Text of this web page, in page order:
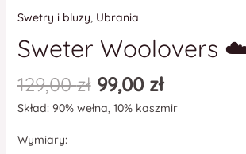
Swetry i bluzy, Ubrania
Sweter Woolovers
129,00zł 99,00 zł
Skład: 90% wełna, 10% kaszmir
Wymiary: